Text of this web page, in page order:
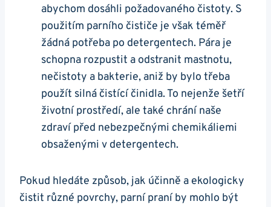
abychom dosáhli požadovaného čistoty. S
použitím⁤ parního čističe je však téměř
žádná potřeba⁤ po detergentech. Pára je⁢
schopna rozpustit a odstranit mastnotu,
nečistoty a bakterie, aniž by bylo třeba
použít silná čistící činidla. To nejenže šetří
životní prostředí, ale také ​chrání naše
zdraví před nebezpečnými chemikáliemi
obsaženými v detergentech. ⁤
Pokud hledáte způsob, jak účinně a ekologicky
čistit různé povrchy, ​parní praní by mohlo být